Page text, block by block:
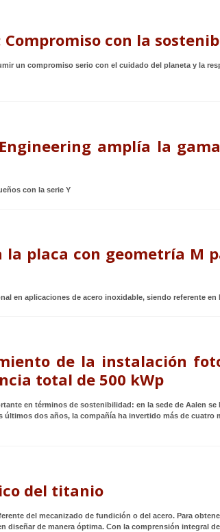
Compromiso con la
un compromiso serio con el cuidado del planeta y la
amplía la
con la serie Y
placa con geometría M
en aplicaciones de acero inoxidable, siendo referente en
de la instalación
total de 500 kWp
en términos de sostenibilidad: en la sede de Aalen
últimos dos años, la compañía ha invertido más de
del titanio
del mecanizado de fundición o del acero. Para
diseñar de manera óptima. Con la comprensión integral